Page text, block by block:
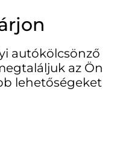
autókölcsönző
az Ön
lehetőségeket